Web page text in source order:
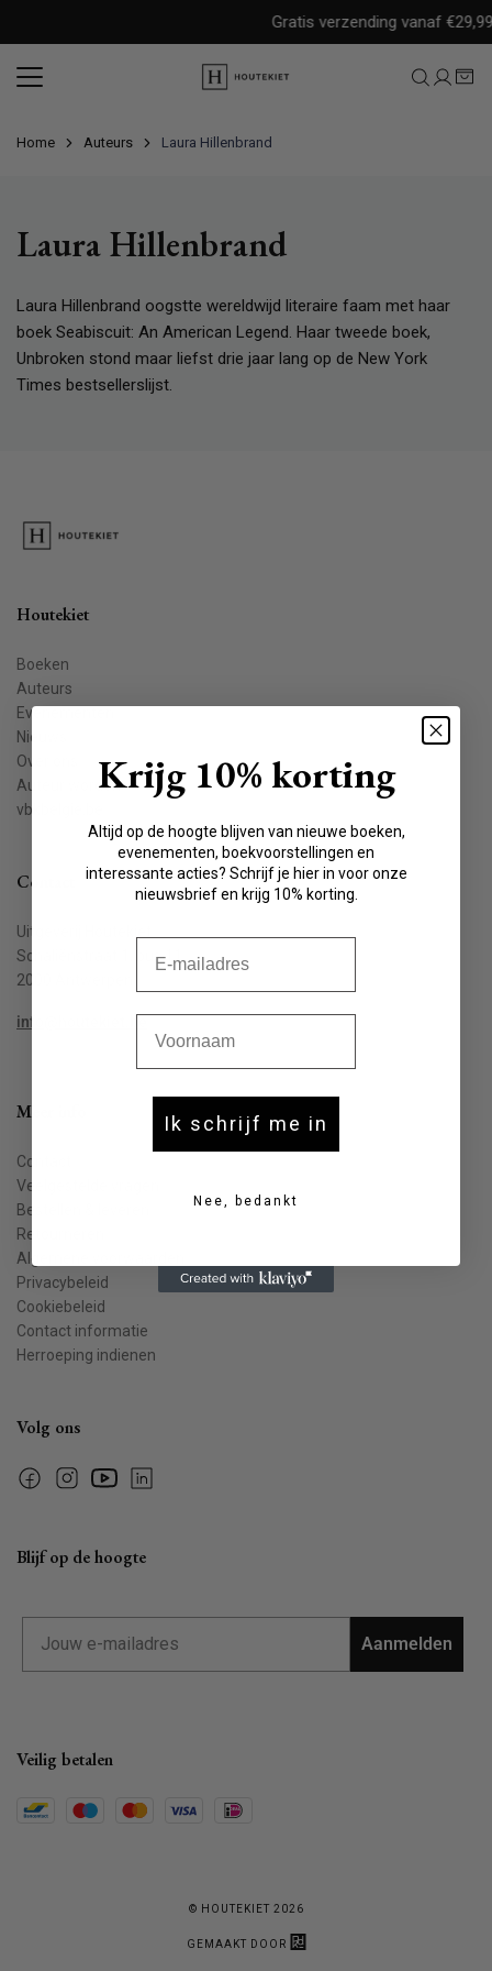
content
Gratis verzending vanaf
Home Auteurs Laura Hillenbrand
Laura Hillenbrand
Laura Hillenbrand oogstte wereldwijd literaire faam met haar
boek Seabiscuit: An American Legend. Haar tweede boek,
Unbroken stond maar liefst drie jaar lang op de New York
Times bestsellerslijst.
Houtekiet
Boeken
Auteurs
Evenementen
Nieuws
Over ons
Auteur worden
vbkbelgie.be
Contact
Uitgeverij Houtekiet
Schaliënstraat 1, bus 11
2000 Antwerpen
info@houtekiet.be
Meer info
Contact
Veelgestelde vragen
Bestellen & leveren
Retourneren
Algemene voorwaarden
Privacybeleid
Cookiebeleid
Contact informatie
Herroeping indienen
Volg ons
FacebookInstagramYouTubeLinkedin
Blijf op de hoogte
Aanmelden
Veilig betalen
© HOUTEKIET 2026
GEMAAKT DOOR
Krijg 10% korting
Altijd op de hoogte blijven van nieuwe boeken,
evenementen, boekvoorstellingen en
interessante acties? Schrijf je hier in voor onze
nieuwsbrief en krijg 10% korting.
Ik schrijf me in
Nee, bedankt